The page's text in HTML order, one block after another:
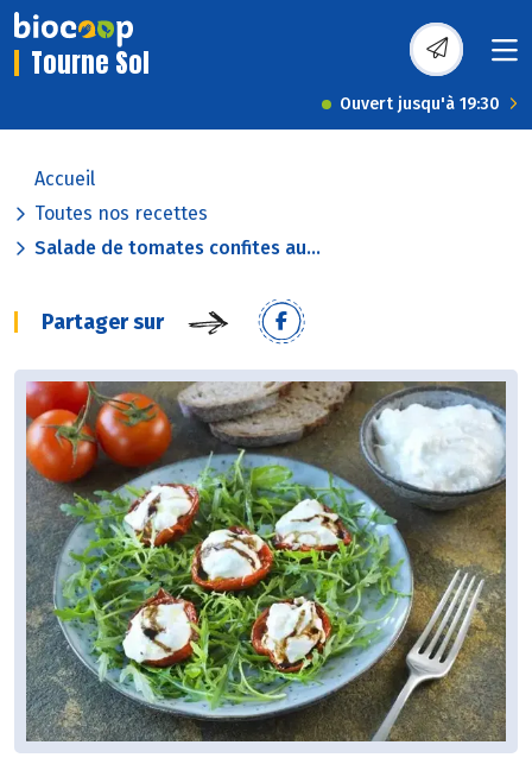
Tourne Sol
Ouvert jusqu'à 19:30
Accueil
Toutes nos recettes
Salade de tomates confites au...
Partager sur